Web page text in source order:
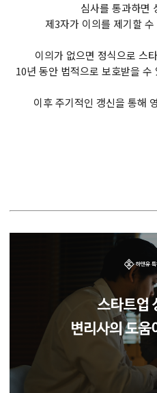
심사를 통과하면
제3자가 이의를 제기할
이의가 없으면 정식으로 스
10년 동안 법적으로 보호받을
이후 주기적인 갱신을 통해